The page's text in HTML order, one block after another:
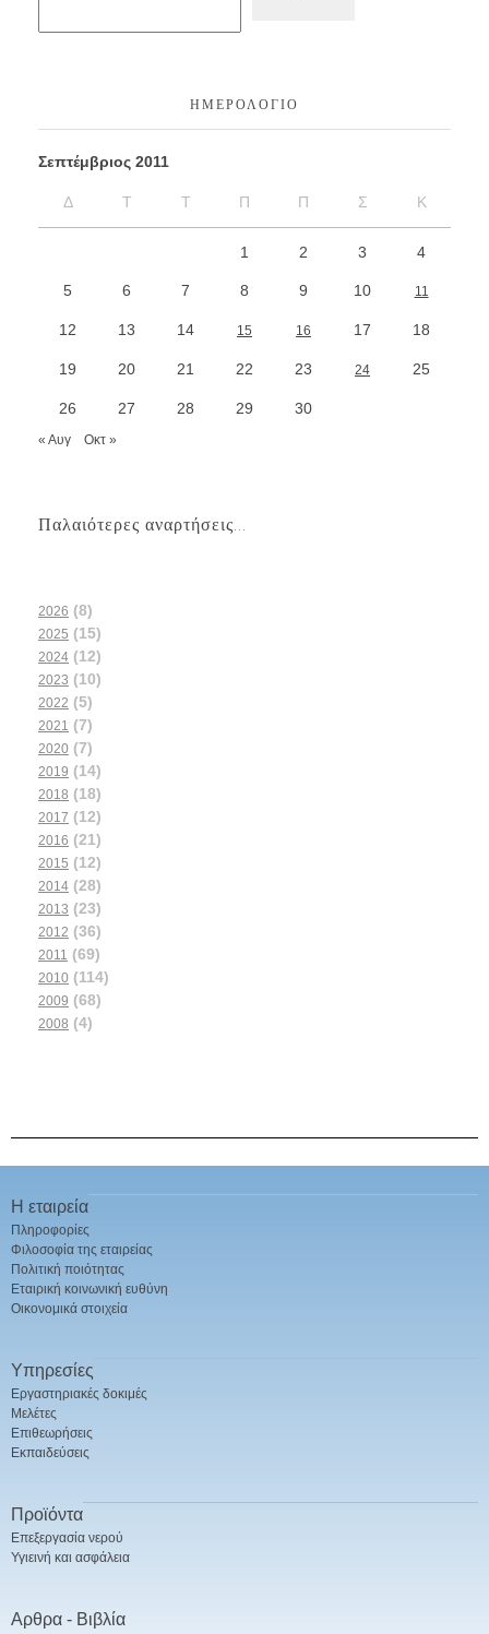
ΗΜΕΡΟΛΌΓΙΟ
Σεπτέμβριος 2011
Δ Τ Τ Π Π Σ Κ
1 2 3 4
5 6 7 8 9 10 11
12 13 14 15 16 17 18
19 20 21 22 23 24 25
26 27 28 29 30
« Αυγ Οκτ »
Παλαιότερες αναρτήσεις...
2026 (8)
2025 (15)
2024 (12)
2023 (10)
2022 (5)
2021 (7)
2020 (7)
2019 (14)
2018 (18)
2017 (12)
2016 (21)
2015 (12)
2014 (28)
2013 (23)
2012 (36)
2011 (69)
2010 (114)
2009 (68)
2008 (4)
Η εταιρεία
Πληροφορίες
Φιλοσοφία της εταιρείας
Πολιτική ποιότητας
Εταιρική κοινωνική ευθύνη
Οικονομικά στοιχεία
Υπηρεσίες
Εργαστηριακές δοκιμές
Μελέτες
Επιθεωρήσεις
Εκπαιδεύσεις
Προϊόντα
Επεξεργασία νερού
Υγιεινή και ασφάλεια
Αρθρα - Βιβλία